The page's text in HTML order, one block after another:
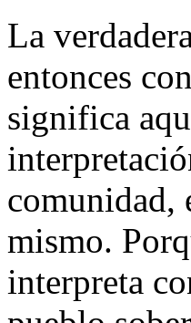
La
entonces
significa
comunidad,
mismo.
interpreta